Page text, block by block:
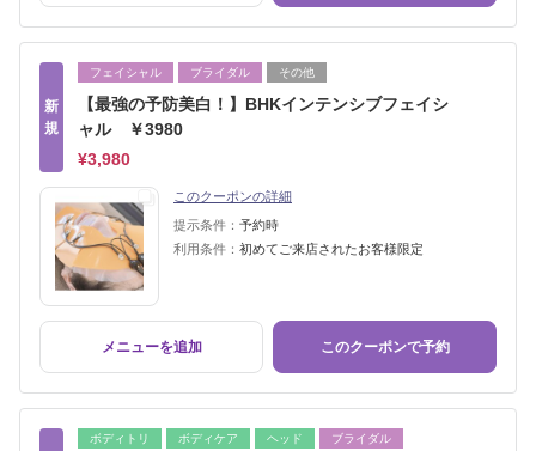
新
規
フェイシャル ブライダル その他
【最強の予防美白！】BHKインテンシブフェイシ
ャル ￥3980
¥3,980
このクーポンの詳細
提示条件： 予約時
利用条件： 初めてご来店されたお客様限定
メニューを追加 このクーポンで予約
ボディトリ ボディケア ヘッド
ブライダル